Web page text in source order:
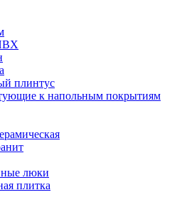
плинтус
к напольным покрытиям
люки
плитка